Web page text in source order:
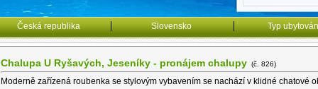
Česká republika Slovensko Typ
Chalupa U Ryšavých, Jeseníky - pronájem chalupy(č. 826)
Moderně zařízená roubenka se stylovým vybavením se nachází v klidné chatové